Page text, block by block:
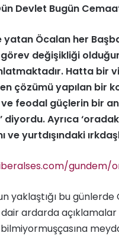
Devlet Bugün
yatan Öcalan her
değişikliği
Hatta bir
çözümü yapılan bir
ve feodal güçlerin bir
diyordu. Ayrıca
ve yurtdışındaki
gundem/
yaklaştığı bu
ardarda açıklamalar